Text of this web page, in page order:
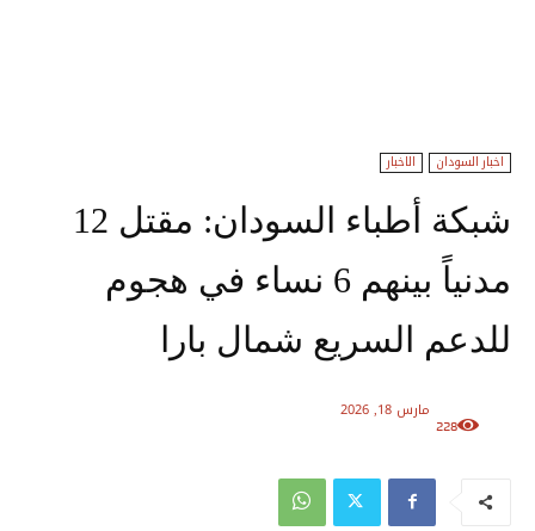
اخبار السودان الاخبار
شبكة أطباء السودان: مقتل 12
مدنياً بينهم 6 نساء في هجوم
للدعم السريع شمال بارا
مارس 18, 2026
228